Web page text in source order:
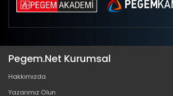
Pegem.Net Kurumsal
Hakkımızda
Yazarımız Olun